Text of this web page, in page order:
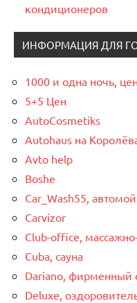
кондиционеров
ИНФОРМАЦИЯ ДЛЯ
1000 и одна ночь,
5+5 Цен
AutoCosmetiks
Autohaus на
Avto help
Boshe
Car_Wash55,
Carvizor
Club-office,
Cuba, сауна
Dariano, фирменный
Deluxe,